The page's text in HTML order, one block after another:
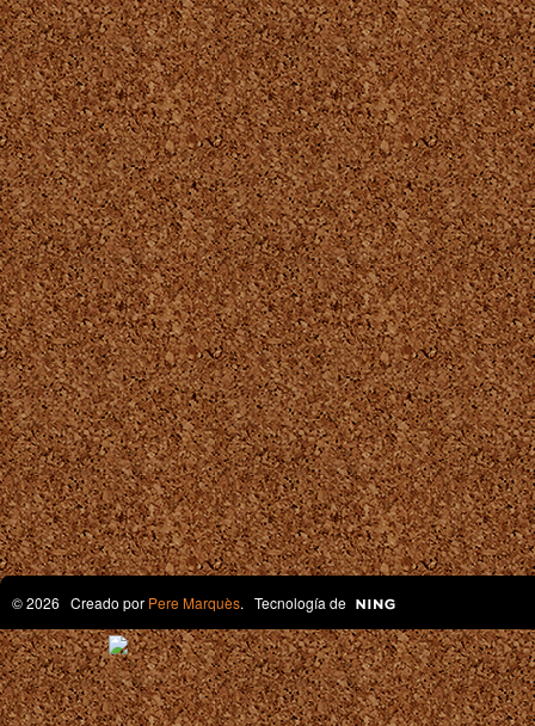
© 2026 Creado por Pere Marquès. Tecnología de